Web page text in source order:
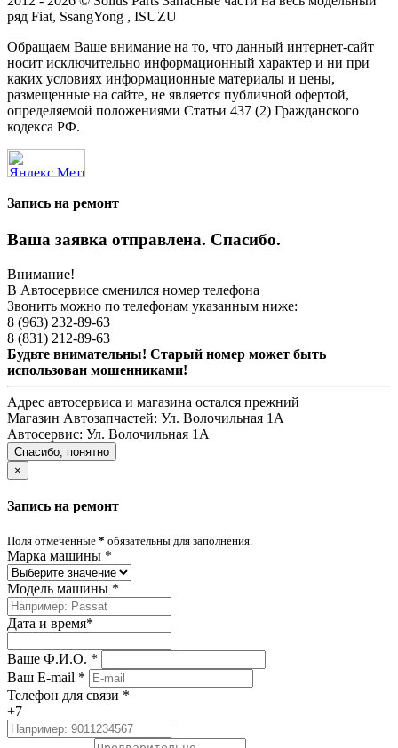
ряд Fiat, SsangYong , ISUZU
Обращаем Ваше внимание на то, что данный интернет-сайт
носит исключительно информационный характер и ни при
каких условиях информационные материалы и цены,
размещенные на сайте, не является публичной офертой,
определяемой положениями Статьи 437 (2) Гражданского
кодекса РФ.
Запись на ремонт
Ваша заявка отправлена. Спасибо.
Внимание!
В Автосервисе сменился номер телефона
Звонить можно по телефонам указанным ниже:
8 (963) 232-89-63
8 (831) 212-89-63
Будьте внимательны! Старый номер может быть
использован мошенниками!
Адрес автосервиса и магазина остался прежний
Магазин Автозапчастей: Ул. Волочильная 1А
Автосервис: Ул. Волочильная 1А
Спасибо, понятно
×
Запись на ремонт
Поля отмеченные * обязательны для заполнения.
Марка машины *
Модель машины *
Дата и время*
Ваше Ф.И.О. *
Ваш E-mail *
Телефон для связи *
+7